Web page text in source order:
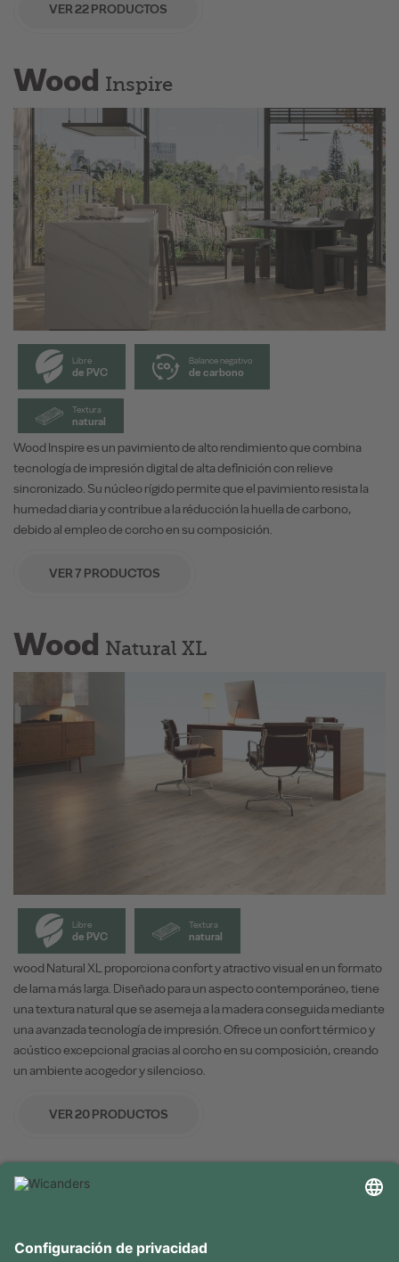
VER 22 PRODUCTOS
Wood Inspire
Libre
de PVC
Balance negativo
de carbono
Textura
natural
Wood Inspire es un pavimiento de alto rendimiento que combina
tecnología de impresión digital de alta definición con relieve
sincronizado. Su núcleo rígido permite que el pavimiento resista la
humedad diaria y contribue a la réducción la huella de carbono,
debido al empleo de corcho en su composición.
VER 7 PRODUCTOS
Wood Natural XL
Libre
de PVC
Textura
natural
wood Natural XL proporciona confort y atractivo visual en un formato
de lama más larga. Diseñado para un aspecto contemporáneo, tiene
una textura natural que se asemeja a la madera conseguida mediante
una avanzada tecnología de impresión. Ofrece un confort térmico y
acústico excepcional gracias al corcho en su composición, creando
un ambiente acogedor y silencioso.
VER 20 PRODUCTOS